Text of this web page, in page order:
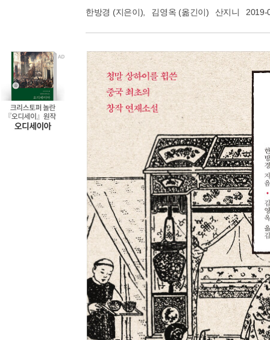
한방경 (지은이), 김영옥 (옮긴이) 산지니 2019-